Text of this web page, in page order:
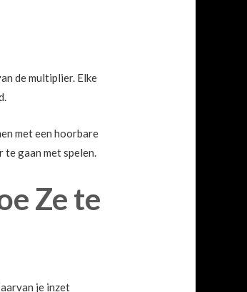
de multiplier. Elke
met een hoorbare
te gaan met spelen.
Ze te
je inzet